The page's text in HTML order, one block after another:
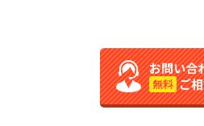
お問い合
無料 ご